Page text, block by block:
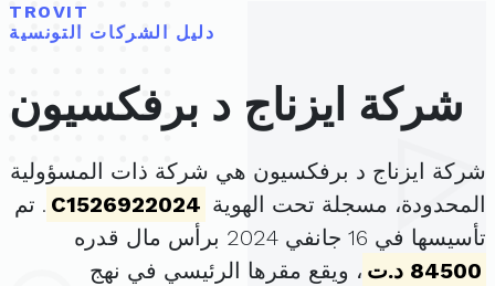
TROVIT
دليل الشركات التونسية
شركة ايزناج د برفكسيون
شركة ايزناج د برفكسيون هي شركة ذات المسؤولية
المحدودة، مسجلة تحت الهوية C1526922024 . تم
تأسيسها في 16 جانفي 2024 برأس مال قدره
84500 د.ت
، ويقع مقرها الرئيسي في نهج